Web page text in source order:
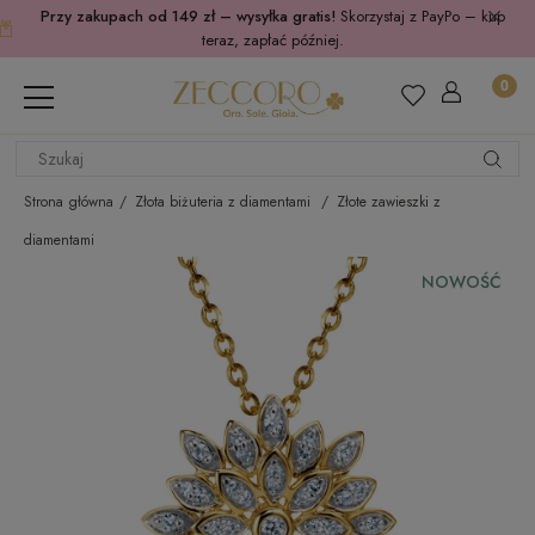
Przy zakupach od 149 zł – wysyłka gratis! Skorzystaj z PayPo – kup
teraz, zapłać później.
Strona główna Złota biżuteria z diamentami
Złote zawieszki z
diamentami
NOWOŚĆ